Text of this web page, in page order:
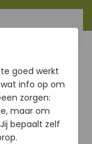
goed werkt
info op om
zorgen:
maar om
bepaalt zelf